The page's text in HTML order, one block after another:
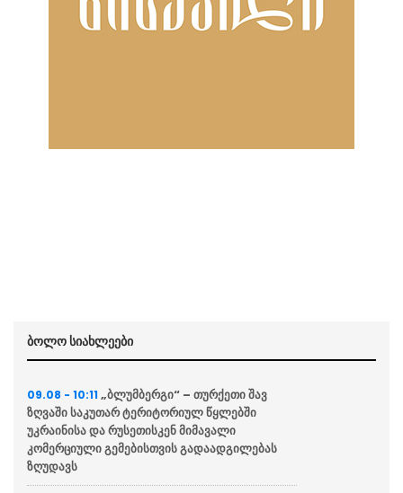
ბოლო სიახლეები
09.08 - 10:11 „ბლუმბერგი“ – თურქეთი შავ
ზღვაში საკუთარ ტერიტორიულ წყლებში
უკრაინისა და რუსეთისკენ მიმავალი
კომერციული გემებისთვის გადაადგილებას
ზღუდავს